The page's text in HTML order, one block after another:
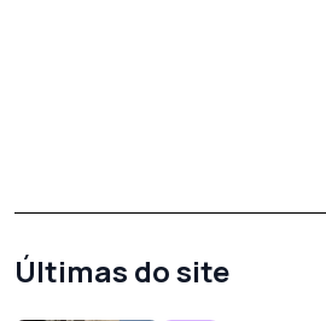
Últimas do site